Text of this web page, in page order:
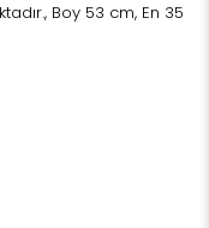
Boy 53 cm, En 35